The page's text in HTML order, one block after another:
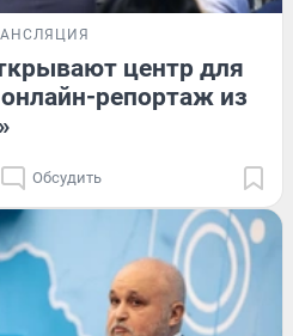
центр для
репортаж из
Обсудить